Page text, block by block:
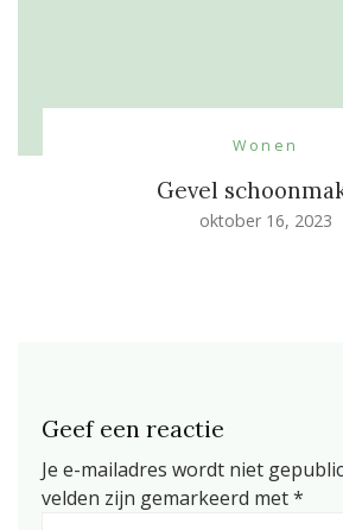
Wonen
Gevel
oktober 16, 2023
Geef een reactie
Je e-mailadres wordt niet
velden zijn gemarkeerd met*